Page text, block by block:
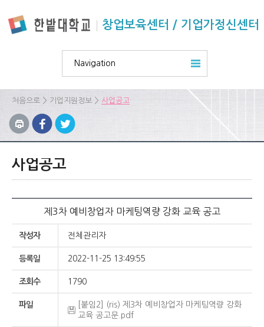
창업보육센터 / 기업가정신센터
Navigation
처음으로 > 기업지원정보 > 사업공고
사업공고
제3차 예비창업자 마케팅역량 강화 교육 공고
작성자 전체관리자
등록일 2022-11-25 13:49:55
조회수 1790
파일
[붙임2] (ris) 제3차 예비창업자 마케팅역량 강화
교육 공고문.pdf